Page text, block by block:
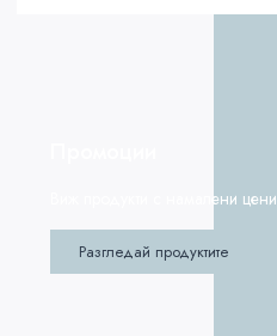
Виж продукти с намалени цени
Разгледай продуктите